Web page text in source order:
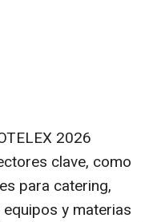
2026
clave, como
para catering,
y materias